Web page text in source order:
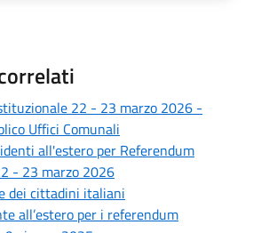
22 - 23 marzo 2026 -
Uffici Comunali
all'estero per Referendum
- 23 marzo 2026
dei cittadini italiani
all’estero per i referendum